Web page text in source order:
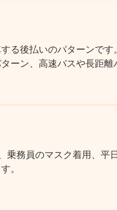
る後払いのパターンです。
ーン、高速バスや長距離
乗務員のマスク着用、平
。